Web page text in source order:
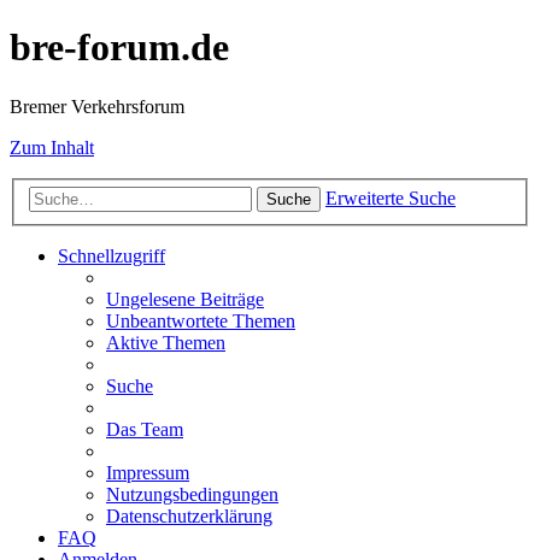
bre-forum.de
Bremer Verkehrsforum
Zum Inhalt
Suche Erweiterte Suche
Schnellzugriff
Ungelesene Beiträge
Unbeantwortete Themen
Aktive Themen
Suche
Das Team
Impressum
Nutzungsbedingungen
Datenschutzerklärung
FAQ